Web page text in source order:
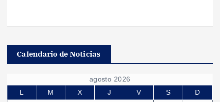
Calendario de Noticias
agosto 2026
L
M X J V S
D